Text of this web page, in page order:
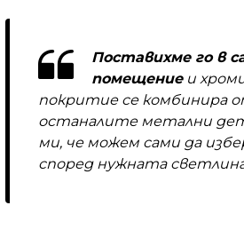
Поставихме го в
помещениеи
покритие се комбинира
останалите метални
ми, че можем сами да
според нужната